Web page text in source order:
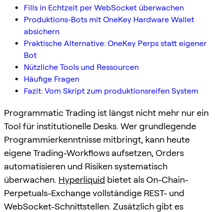
Fills in Echtzeit per WebSocket überwachen
Produktions-Bots mit OneKey Hardware Wallet
absichern
Praktische Alternative: OneKey Perps statt eigener
Bot
Nützliche Tools und Ressourcen
Häufige Fragen
Fazit: Vom Skript zum produktionsreifen System
Programmatic Trading ist längst nicht mehr nur ein
Tool für institutionelle Desks. Wer grundlegende
Programmierkenntnisse mitbringt, kann heute
eigene Trading-Workflows aufsetzen, Orders
automatisieren und Risiken systematisch
überwachen. Hyperliquid bietet als On-Chain-
Perpetuals-Exchange vollständige REST- und
WebSocket-Schnittstellen. Zusätzlich gibt es